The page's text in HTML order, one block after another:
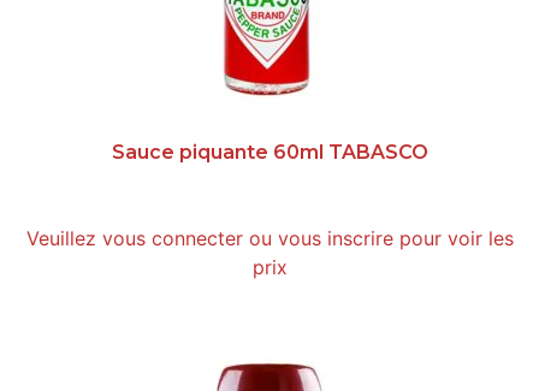
Sauce piquante 60ml TABASCO
Veuillez vous connecter ou vous inscrire pour voir les
prix